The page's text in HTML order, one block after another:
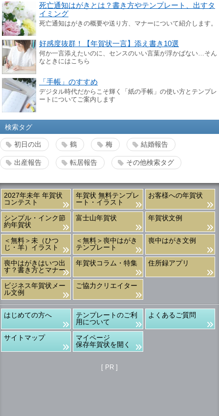
死亡通知はがきとは？書き方やテンプレート、出すタ
イミング
死亡通知はがきの概要や送り方、マナーについて紹介します。
好感度抜群！【年賀状一言】添え書き10選
何か一言添えたいのに、センスのいい言葉が浮かばない…そん
なときにはこちら
「手帳」のすすめ
デジタル時代だからこそ輝く「紙の手帳」の使い方とテンプレ
ートについてご案内します
検索タグ
初日の出 鶴 梅 結婚報告
出産報告 転居報告 その他検索タグ
2027年未年 年賀状
コンテスト
年賀状 無料テンプレ
ート・イラスト
お客様への年賀状
シンプル・インク節
約年賀状
富士山年賀状 年賀状文例
＜無料＞未（ひつ
じ・羊）イラスト
＜無料＞喪中はがき
テンプレート
喪中はがき文例
喪中はがきはいつ出
す？書き方とマナー
年賀状コラム・特集 住所録アプリ
ビジネス年賀状メー
ル文例
ご協力クリエイター
はじめての方へ
テンプレートのご利
用について
よくあるご質問
サイトマップ
マイページ
保存年賀状を開く
[ PR ]